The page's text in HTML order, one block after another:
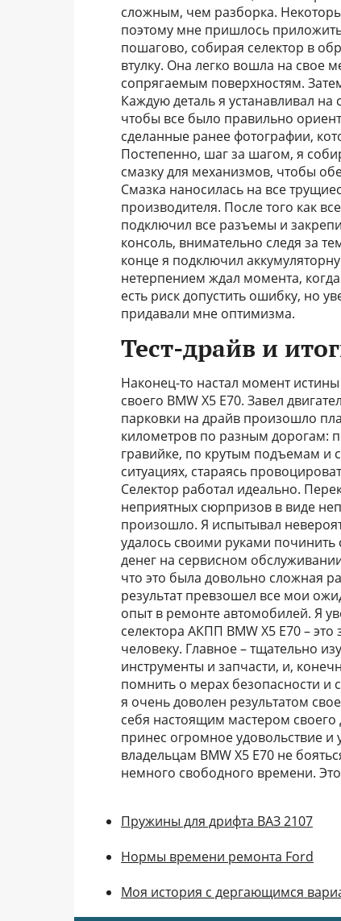
сложным, чем разборка.
поэтому мне пришлось
пошагово, собирая селектор в
втулку. Она легко вошла на свое
сопрягаемым поверхностям.
Каждую деталь я устанавливал
чтобы все было правильно
сделанные ранее фотографии,
Постепенно, шаг за шагом, я
смазку для механизмов, чтобы
Смазка наносилась на все
производителя. После того как
подключил все разъемы и
консоль, внимательно следя за
конце я подключил
нетерпением ждал момента,
есть риск допустить ошибку, но
придавали мне оптимизма.
Тест-драйв и
Наконец-то настал момент
своего BMW X5 E70. Завел
парковки на драйв произошло
километров по разным дорогам:
гравийке, по крутым подъемам и
ситуациях, стараясь
Селектор работал идеально.
неприятных сюрпризов в виде
произошло. Я испытывал
удалось своими руками
денег на сервисном
что это была довольно сложная
результат превзошел все мои
опыт в ремонте автомобилей. Я
селектора АКПП BMW X5 E70 –
человеку. Главное – тщательно
инструменты и запчасти, и,
помнить о мерах безопасности и
я очень доволен результатом
себя настоящим мастером своего
принес огромное удовольствие и
владельцам BMW X5 E70 не
немного свободного времени.
Пружины для дрифта ВАЗ 2107
Нормы времени ремонта Ford
Моя история с дергающимся